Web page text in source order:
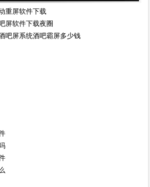
重屏软件下载
屏软件下载夜圈
吧屏系统酒吧霸屏多少钱